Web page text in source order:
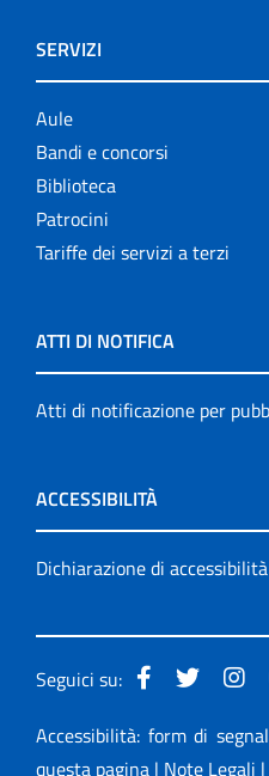
SERVIZI
Aule
Bandi e concorsi
Biblioteca
Patrocini
Tariffe dei servizi a terzi
ATTI DI NOTIFICA
Atti di notificazione per
ACCESSIBILITÀ
Dichiarazione di accessibilità
Seguici su:
Accessibilità: form di
questa pagina | Note Legali |